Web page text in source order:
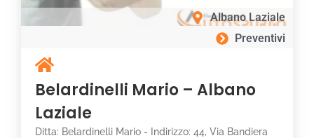
Albano Laziale
Preventivi
Belardinelli Mario – Albano
Laziale
Ditta: Belardinelli Mario - Indirizzo: 44, Via Bandiera